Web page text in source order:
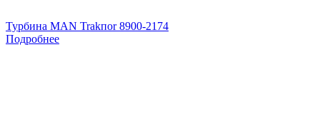
Турбина MAN Trakпоr 8900-2174
Подробнее